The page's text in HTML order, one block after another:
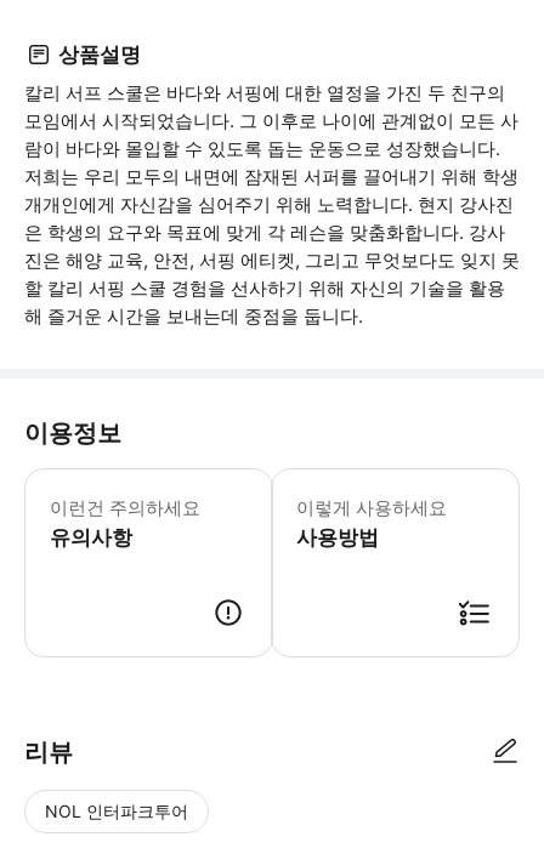
상품설명
칼리 서프 스쿨은 바다와 서핑에 대한 열정을 가진 두 친구의
모임에서 시작되었습니다. 그 이후로 나이에 관계없이 모든 사
람이 바다와 몰입할 수 있도록 돕는 운동으로 성장했습니다.
저희는 우리 모두의 내면에 잠재된 서퍼를 끌어내기 위해 학생
개개인에게 자신감을 심어주기 위해 노력합니다. 현지 강사진
은 학생의 요구와 목표에 맞게 각 레슨을 맞춤화합니다. 강사
진은 해양 교육, 안전, 서핑 에티켓, 그리고 무엇보다도 잊지 못
할 칼리 서핑 스쿨 경험을 선사하기 위해 자신의 기술을 활용
해 즐거운 시간을 보내는데 중점을 둡니다.
이용정보
이런건 주의하세요
유의사항
수업 시작 5분 전까지 도착 모든 기술
이렇게 사용하세요
사용방법
리뷰
NOL 인터파크투어